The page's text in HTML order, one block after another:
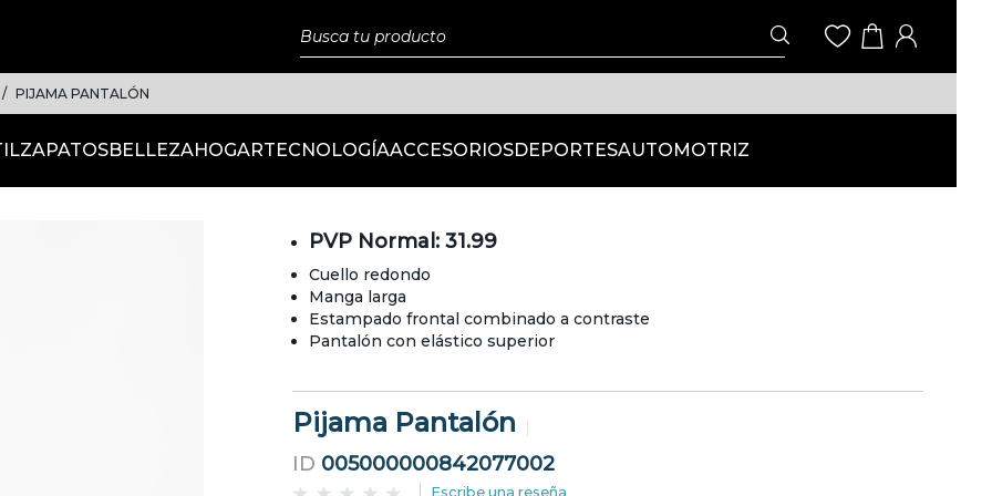
PIJAMA PANTALÓN
ZAPATOSBELLEZAHOGARTECNOLOGÍAACCESORIOSDEPORTESAUTOMOTRIZ
PVP Normal: 31.99
Cuello redondo
Manga larga
Estampado frontal combinado a contraste
Pantalón con elástico superior
Pijama Pantalón
ID 005000000842077002
Escribe una reseña